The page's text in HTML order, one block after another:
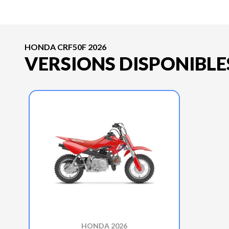
HONDA CRF50F 2026
VERSIONS
HONDA 2026